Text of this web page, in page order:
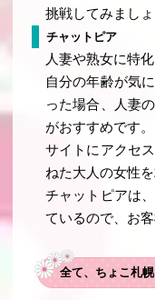
挑戦してみましょ
チャットピア
人妻や熟女に特
自分の年齢が気
った場合、人妻
がおすすめです。
サイトにアクセ
ねた大人の女性を
チャットピアは
ているので、お
全て、ちょこ札